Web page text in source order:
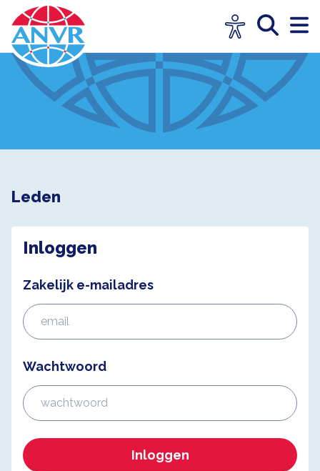
Leden
Inloggen
Zakelijk e-mailadres
Wachtwoord
Inloggen